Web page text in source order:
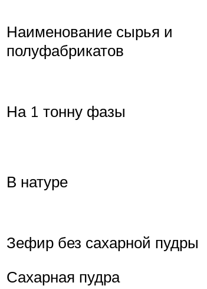
Наименование сырья и
полуфабрикатов
На 1 тонну фазы
В натуре
Зефир без сахарной пудры
Сахарная пудра